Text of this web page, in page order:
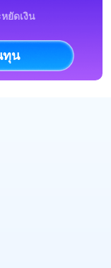
ยัดเงิน
ทุน